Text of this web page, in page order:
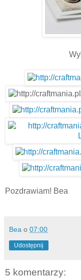
Pozdrawiam! Bea
Bea o 07:00
Udostępnij
5 komentarzy: